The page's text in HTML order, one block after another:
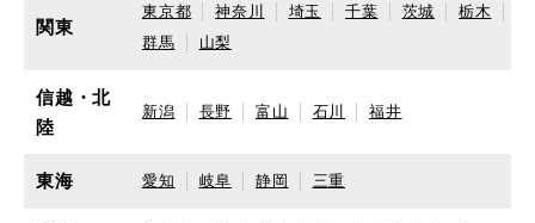
関東
東京都 神奈川 埼玉 千葉 茨城
栃木
群馬
山梨
信越・北
陸
新潟 長野 富山 石川 福井
東海 愛知 岐阜 静岡 三重